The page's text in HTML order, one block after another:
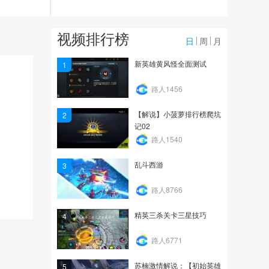
《乱斗西游》首爆视频
12.5万
鲨鱼：乱斗西游白骨精怒
拿6杀
64.5万
视频排行榜 日 周 月
1 新英雄黄风怪全面测试
路人1456
2
【解说】小菠萝排行榜爬坑
记02
路人1540
3 乱斗西游
路人8766
4 精英三杀关卡三星技巧
路人6771
5 苏楠激情解说：【初始英雄